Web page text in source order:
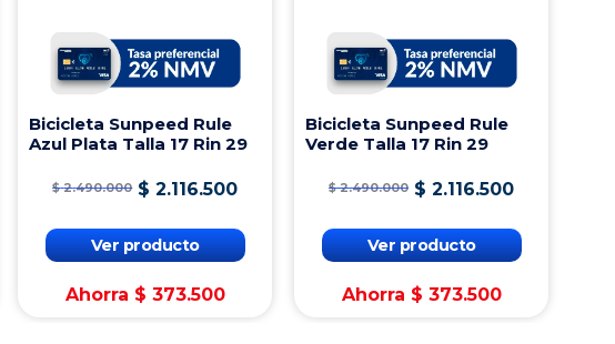
Bicicleta Sunpeed Rule
Azul Plata Talla 17 Rin 29
$ 2.490.000 $ 2.116.500
Ver producto
Ahorra $ 373.500
Bicicleta Sunpeed Rule
Verde Talla 17 Rin 29
$ 2.490.000 $ 2.116.500
Ver producto
Ahorra $ 373.500